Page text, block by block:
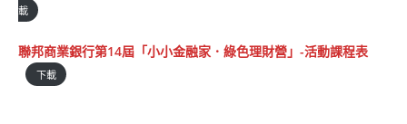
載
聯邦商業銀行第14屆「小小金融家．綠色理財營」-活動課程表
下載